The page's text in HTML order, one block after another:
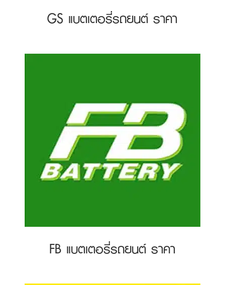
GS แบตเตอรี่รถยนต์ ราคา
FB แบตเตอรี่รถยนต์ ราคา